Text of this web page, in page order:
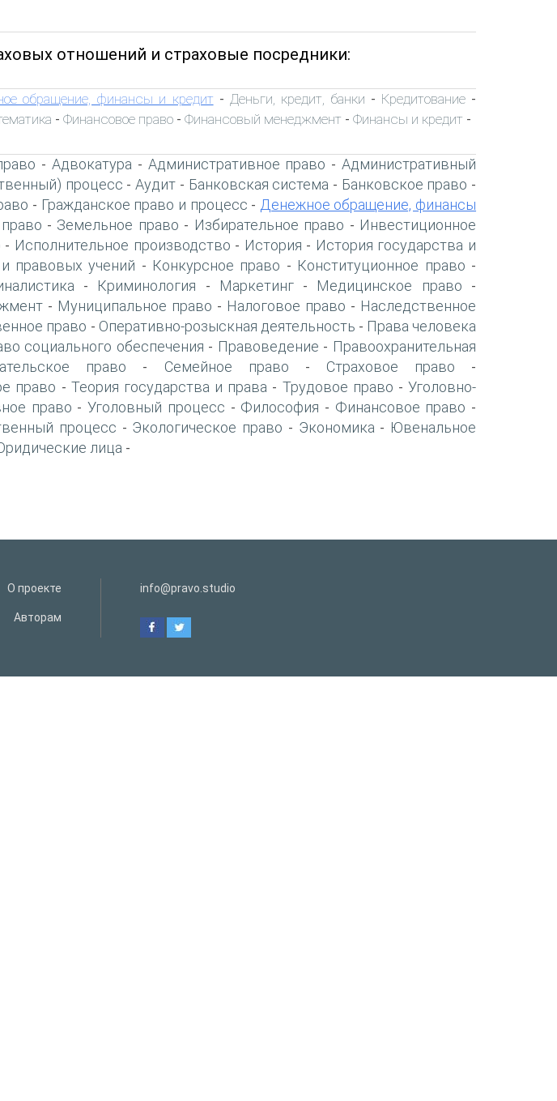
отношений и страховые посредники:
обращение, финансы и кредит - Деньги, кредит, банки - Кредитование -
- Финансовое право - Финансовый менеджмент - Финансы и кредит -
- Адвокатура - Административное право -Административный
процесс -Аудит - Банковская система - Банковское право -
- Гражданское право и процесс - Денежное обращение, финансы
- Земельное право - Избирательное право - Инвестиционное
- Исполнительное производство - История - История государства и
правовых учений - Конкурсное право - Конституционное право -
- Криминология - Маркетинг- Медицинское право -
- Муниципальное право - Налоговое право - Наследственное
право - Оперативно-розыскная деятельность - Права человека
социального обеспечения - Правоведение - Правоохранительная
право - Семейное право - Страховое право -
право - Теория государства и права - Трудовое право -Уголовно-
право -Уголовный процесс - Философия - Финансовое право -
процесс - Экологическое право - Экономика - Ювенальное
лица -
О проекте
Авторам
info@pravo.studio